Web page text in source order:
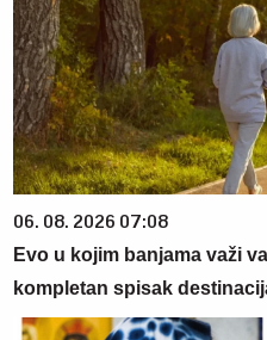
06. 08. 2026 07:08
Evo u kojim banjama važi
kompletan spisak